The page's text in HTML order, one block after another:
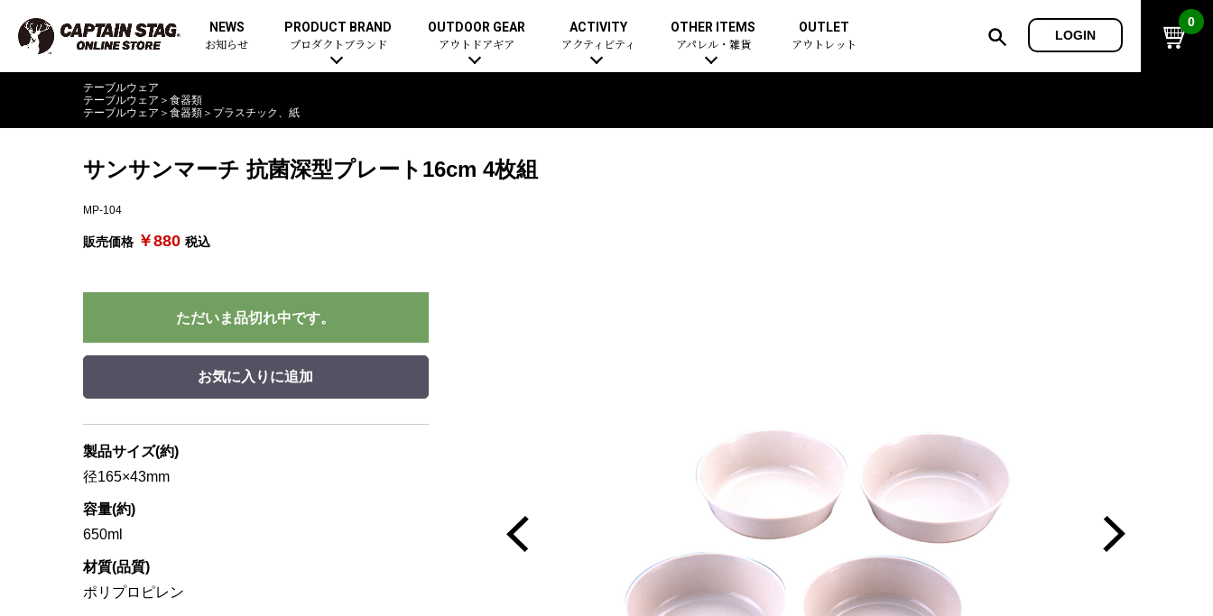
NEWS
お知らせ
PRODUCT BRAND
プロダクトブランド
OUTDOOR GEAR
アウトドアギア
ACTIVITY
アクティビティ
OTHER ITEMS
アパレル・雑貨
OUTLET
アウトレット
LOGIN
0
テーブルウェア
テーブルウェア ＞ 食器類
テーブルウェア ＞ 食器類 ＞ プラスチック、紙
サンサンマーチ 抗菌深型プレート16cm 4枚組
MP-104
販売価格 ￥880 税込
ただいま品切れ中です。
お気に入りに追加
製品サイズ(約)
径165×43mm
容量(約)
650ml
材質(品質)
ポリプロピレン